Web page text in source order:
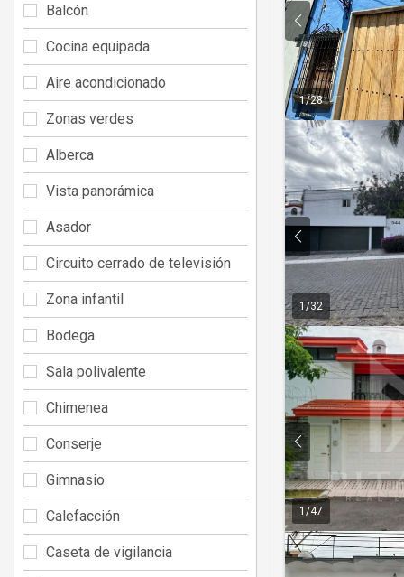
1/28
1 /32
1 /47
Balcón
Cocina equipada
Aire acondicionado
Zonas verdes
Alberca
Vista panorámica
Asador
Circuito cerrado de televisión
Zona infantil
Bodega
Sala polivalente
Chimenea
Conserje
Gimnasio
Calefacción
Caseta de vigilancia